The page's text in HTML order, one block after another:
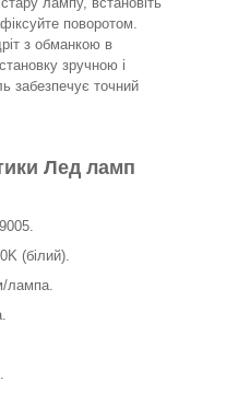
поворотом.
з обманкою в
зручною і
забезпечує точний
Лед ламп
(білий).
лампа.